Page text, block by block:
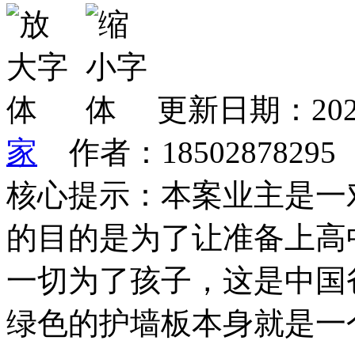
更新日期：
家 作者：
核心提示：本案业主是
的目的是为了让准备上
一切为了孩子，这是
绿色的护墙板本身就是